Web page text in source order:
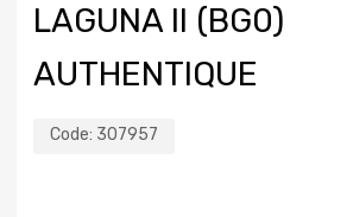
LAGUNA II (BG0)
AUTHENTIQUE
Code: 307957